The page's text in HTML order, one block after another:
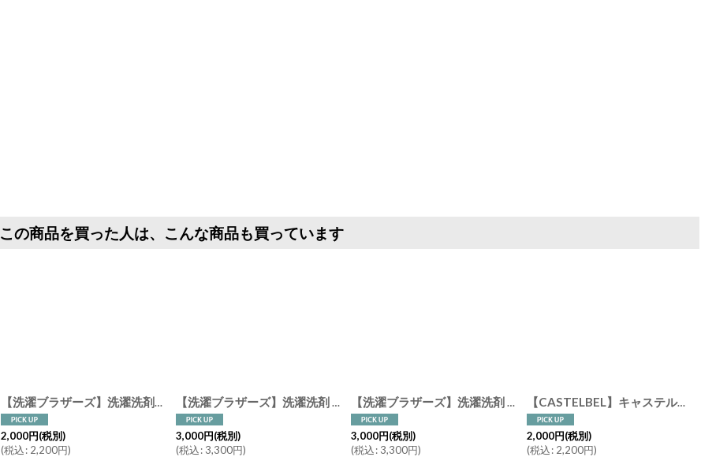
この商品を買った人は、こんな商品も買っています
[ SENTAKUBRO725]
【洗濯ブラザーズ】洗濯洗剤 400ml ビーチ ランドリーディタージェント（綿・麻・合成繊維用）LIVRER YOKOHAMA Beach ランドリーソープ
2,000円(税別)
(税込: 2,200円)
【洗濯ブラザーズ】洗濯洗剤 600ml デニム ランドリーディタージェント（デニム・チノ・色柄もの） LIVRER YOKOHAMA ランドリーソープ
3,000円(税別)
(税込: 3,300円)
【洗濯ブラザーズ】洗濯洗剤 ランジェリー 400ml Lingerie ランドリーディタージェント イランイラン＆ジャスミン LIVRER YOKOHAMA ランドリーソープ
3,000円(税別)
(税込: 3,300円)
【CASTELBEL】キャステルベル クラッカーソープ 150g クラッキングソープ 固形石鹸 ポルトガル製 サンタクロース トナカイ くるみ割り人形
2,000円(税別)
(税込: 2,200円)